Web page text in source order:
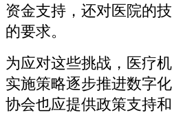
资金支持，还对医院的
的要求。
为应对这些挑战，医疗
实施策略逐步推进数字
协会也应提供政策支持